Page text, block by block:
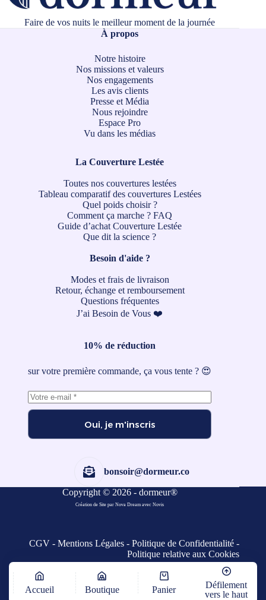
Faire de vos nuits le meilleur moment de la journée
À propos
Notre histoire
Nos missions et valeurs
Nos engagements
Les avis clients
Presse et Média
Nous rejoindre
Espace Pro
Vu dans les médias
La Couverture Lestée
Toutes nos couvertures lestées
Tableau comparatif des couvertures Lestées
Quel poids choisir ?
Comment ça marche ? FAQ
Guide d’achat Couverture Lestée
Que dit la science ?
Besoin d'aide ?
Modes et frais de livraison
Retour, échange et remboursement
Questions fréquentes
J’ai Besoin de Vous ❤️
10% de réduction
sur votre première commande, ça vous tente ? 😍
Oui, je m'inscris
bonsoir@dormeur.co
Copyright © 2026 - dormeur®
Création de Site par Nova Dream avecNovis
CGV -Mentions Légales -Politique de Confidentialité -
Politique relative aux Cookies
Accueil Boutique Panier
Défilement
vers le haut